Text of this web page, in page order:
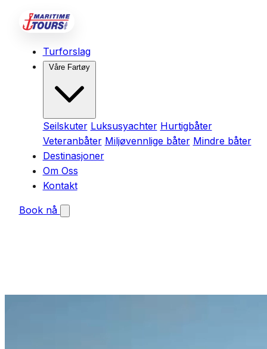
Turforslag
Våre Fartøy
Seilskuter Luksusyachter Hurtigbåter
Veteranbåter Miljøvennlige båter Mindre båter
Destinasjoner
Om Oss
Kontakt
Book nå